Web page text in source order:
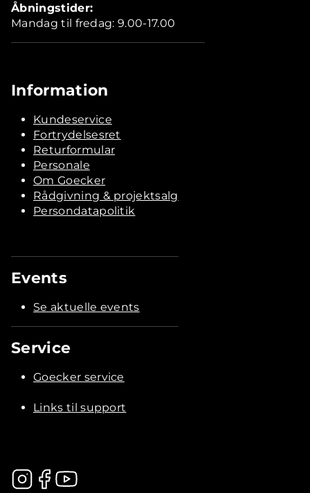
Åbningstider:
Mandag til fredag: 9.00-17.00
Information
Kundeservice
Fortrydelsesret
Returformular
Personale
Om Goecker
Rådgivning & projektsalg
Persondatapolitik
Events
Se aktuelle events
Service
Goecker service
Links til support